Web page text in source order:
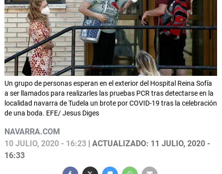
Un grupo de personas esperan en el exterior del Hospital Reina Sofía
a ser llamados para realizarles las pruebas PCR tras detectarse en la
localidad navarra de Tudela un brote por COVID-19 tras la celebración
de una boda. EFE/ Jesus Diges
NAVARRA.COM
10 JULIO, 2020 - 16:23 | ACTUALIZADO: 11 JULIO, 2020 -
16:33